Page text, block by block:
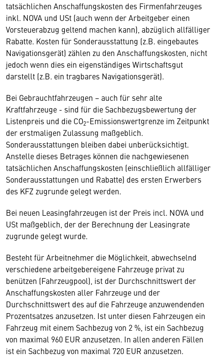
tatsächlichen Anschaffungskosten des Firmenfahrzeuges
inkl. NOVA und USt (auch wenn der Arbeitgeber einen
Vorsteuerabzug geltend machen kann), abzüglich allfälliger
Rabatte. Kosten für Sonderausstattung (z.B. eingebautes
Navigationsgerät) zählen zu den Anschaffungskosten, nicht
jedoch wenn dies ein eigenständiges Wirtschaftsgut
darstellt (z.B. ein tragbares Navigationsgerät).
Bei Gebrauchtfahrzeugen – auch für sehr alte
Kraftfahrzeuge - sind für die Sachbezugsbewertung der
Listenpreis und die CO2-Emissionswertgrenze im Zeitpunkt
der erstmaligen Zulassung maßgeblich.
Sonderausstattungen bleiben dabei unberücksichtigt.
Anstelle dieses Betrages können die nachgewiesenen
tatsächlichen Anschaffungskosten (einschließlich allfälliger
Sonderausstattungen und Rabatte) des ersten Erwerbers
des KFZ zugrunde gelegt werden.
Bei neuen Leasingfahrzeugen ist der Preis incl. NOVA und
USt maßgeblich, der der Berechnung der Leasingrate
zugrunde gelegt wurde.
Besteht für Arbeitnehmer die Möglichkeit, abwechselnd
verschiedene arbeitgebereigene Fahrzeuge privat zu
benützen (Fahrzeugpool), ist der Durchschnittswert der
Anschaffungskosten aller Fahrzeuge und der
Durchschnittswert des auf die Fahrzeuge anzuwendenden
Prozentsatzes anzusetzen. Ist unter diesen Fahrzeugen ein
Fahrzeug mit einem Sachbezug von 2 %, ist ein Sachbezug
von maximal 960 EUR anzusetzen. In allen anderen Fällen
ist ein Sachbezug von maximal 720 EUR anzusetzen.